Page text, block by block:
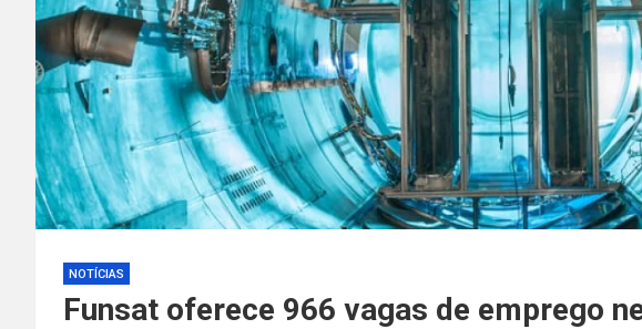
NOTÍCIAS
Funsat oferece 966 vagas de emprego